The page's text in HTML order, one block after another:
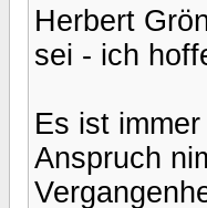
Herbert
sei - ich
Es ist
Anspruch